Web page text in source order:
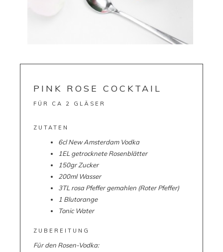
PINK ROSE COCKTAIL
FÜR CA 2 GLÄSER
ZUTATEN
6cl New Amsterdam Vodka
1EL getrocknete Rosenblätter
150gr Zucker
200ml Wasser
3TL rosa Pfeffer gemahlen (Roter Pfeffer)
1 Blutorange
Tonic Water
ZUBEREITUNG
Für den Rosen-Vodka: